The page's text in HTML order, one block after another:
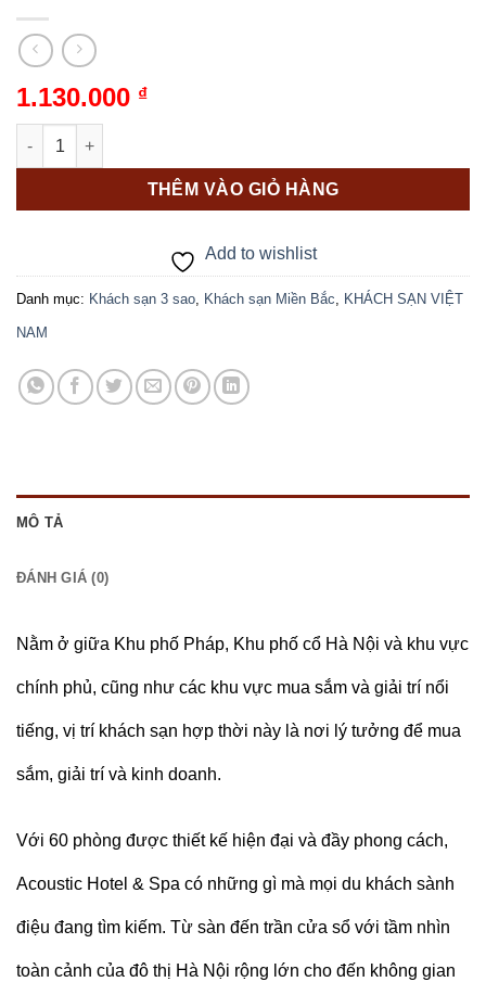
1.130.000 ₫
ACOUSTIC HOTEL&SPA số lượng
THÊM VÀO GIỎ HÀNG
Add to wishlist
Danh mục: Khách sạn 3 sao, Khách sạn Miền Bắc, KHÁCH SẠN VIỆT
NAM
MÔ TẢ
ĐÁNH GIÁ (0)
Nằm ở giữa Khu phố Pháp, Khu phố cổ Hà Nội và khu vực
chính phủ, cũng như các khu vực mua sắm và giải trí nổi
tiếng, vị trí khách sạn hợp thời này là nơi lý tưởng để mua
sắm, giải trí và kinh doanh.
Với 60 phòng được thiết kế hiện đại và đầy phong cách,
Acoustic Hotel & Spa có những gì mà mọi du khách sành
điệu đang tìm kiếm. Từ sàn đến trần cửa sổ với tầm nhìn
toàn cảnh của đô thị Hà Nội rộng lớn cho đến không gian